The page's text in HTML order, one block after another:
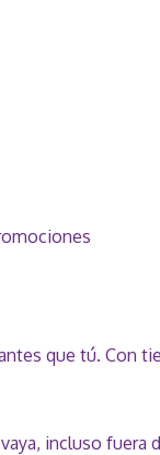
que tú. Con
incluso fuera